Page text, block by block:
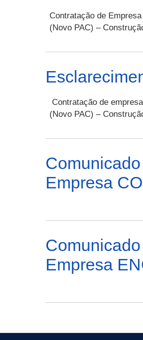
Contratação de
(Novo PAC) –
Contratação de
(Novo PAC) –
Empresa
Empresa